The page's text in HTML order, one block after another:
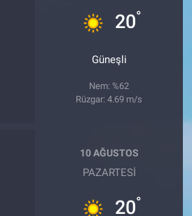
20°
Güneşli
Nem: %62
Rüzgar: 4.69 m/s
10 AĞUSTOS
PAZARTESI
20°